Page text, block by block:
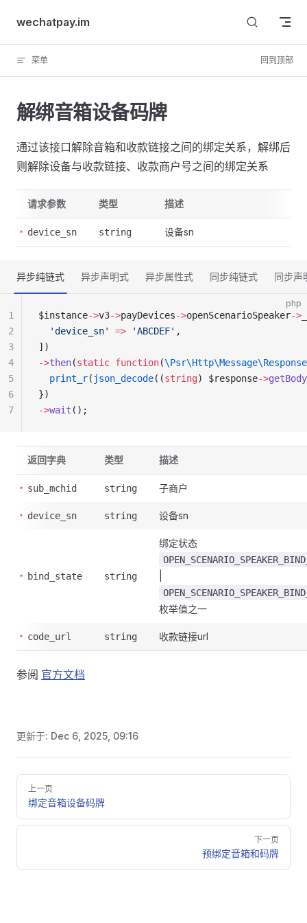
Skip to content
wechatpay.im
菜单 回到顶部
解绑音箱设备码牌
通过该接口解除音箱和收款链接之间的绑定关系，解绑后
则解除设备与收款链接、收款商户号之间的绑定关系
请求参数 类型 描述
device_sn string 设备sn
异步纯链式 异步声明式 异步属性式 同步纯链式 同步声
php
$instance->v3->payDevices->openScenarioSpeaker->
  'device_sn'
=> 'ABCDEF' ,
])
->then(static function(
  print_r
( json_decode((string) $response->getBody
})
->wait ();
1
2
3
4
5
6
7
返回字典 类型 描述
sub_mchid string 子商户
device_sn string 设备sn
bind_state string
绑定状态
枚举值之一
code_url string 收款链接url
参阅 官方文档
更新于: Dec 6, 2025, 09:16
Pager
上一页
绑定音箱设备码牌
下一页
预绑定音箱和码牌